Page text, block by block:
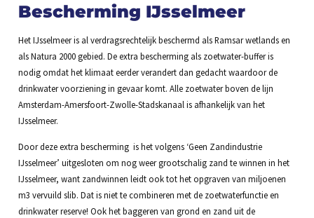
Bescherming IJsselmeer
Het IJsselmeer is al verdragsrechtelijk beschermd als Ramsar wetlands en
als Natura 2000 gebied. De extra bescherming als zoetwater-buffer is
nodig omdat het klimaat eerder verandert dan gedacht waardoor de
drinkwater voorziening in gevaar komt. Alle zoetwater boven de lijn
Amsterdam-Amersfoort-Zwolle-Stadskanaal is afhankelijk van het
IJsselmeer.
Door deze extra bescherming is het volgens ‘Geen Zandindustrie
IJsselmeer’ uitgesloten om nog weer grootschalig zand te winnen in het
IJsselmeer, want zandwinnen leidt ook tot het opgraven van miljoenen
m3 vervuild slib. Dat is niet te combineren met de zoetwaterfunctie en
drinkwater reserve! Ook het baggeren van grond en zand uit de